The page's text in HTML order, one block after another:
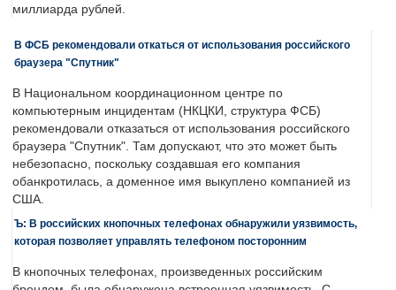
миллиарда рублей.
В ФСБ рекомендовали откаться от использования российского
браузера "Спутник"
В Национальном координационном центре по
компьютерным инцидентам (НКЦКИ, структура ФСБ)
рекомендовали отказаться от использования российского
браузера "Спутник". Там допускают, что это может быть
небезопасно, поскольку создавшая его компания
обанкротилась, а доменное имя выкуплено компанией из
США.
Ъ: В российских кнопочных телефонах обнаружили уязвимость,
которая позволяет управлять телефоном посторонним
В кнопочных телефонах, произведенных российским